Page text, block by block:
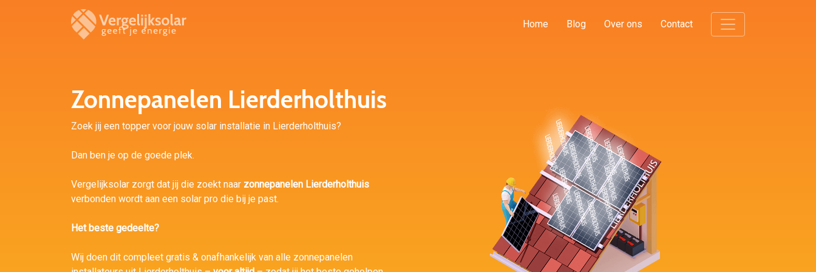
Home Blog Over ons Contact
Zonnepanelen Lierderholthuis
Zoek jij een topper voor jouw solar installatie in Lierderholthuis?
Dan ben je op de goede plek.
Vergelijksolar zorgt dat jij die zoekt naar zonnepanelen Lierderholthuis
verbonden wordt aan een solar pro die bij je past.
Het beste gedeelte?
Wij doen dit compleet gratis & onafhankelijk van alle zonnepanelen